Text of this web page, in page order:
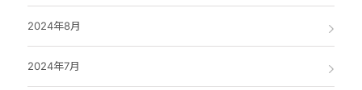
2024年8月
2024年7月